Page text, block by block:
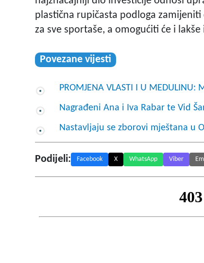
plastična rupičasta podloga
za sve sportaše, a omogućiti će i
Povezane vijesti
PROMJENA VLASTI I U
Nagrađeni Ana i Iva Rabar te Vid
Nastavljaju se zborovi mještana u
Podijeli: Facebook X WhatsApp Viber